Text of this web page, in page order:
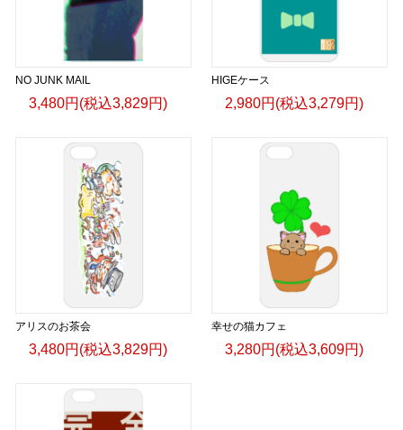
NO JUNK MAIL
3,480円(税込3,829円)
HIGEケース
2,980円(税込3,279円)
アリスのお茶会
3,480円(税込3,829円)
幸せの猫カフェ
3,280円(税込3,609円)